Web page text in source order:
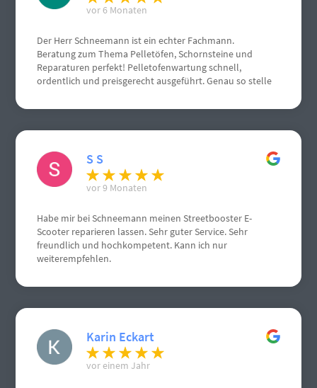
vor 6 Monaten
Der Herr Schneemann ist ein echter Fachmann.
Beratung zum Thema Pelletöfen, Schornsteine und
Reparaturen perfekt! Pelletofenwartung schnell,
ordentlich und preisgerecht ausgeführt. Genau so stelle
S S
vor 9 Monaten
Habe mir bei Schneemann meinen Streetbooster E-
Scooter reparieren lassen. Sehr guter Service. Sehr
freundlich und hochkompetent. Kann ich nur
weiterempfehlen.
Karin Eckart
vor einem Jahr